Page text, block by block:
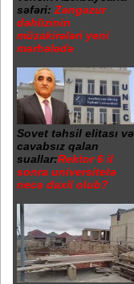
səfəri: Zəngəzur
dəhlizinin
müzakirələri yeni
mərhələdə
Sovet təhsil elitası və
cavabsız qalan
suallar:Rektor 6 il
sonra universitetə
necə daxil olub?